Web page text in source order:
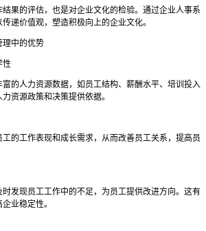
果的评估，也是对企业文化的检验。通过企业人事系
递价值观，塑造积极向上的企业文化。
理中的优势
性
的人力资源数据，如员工结构、薪酬水平、培训投入
资源政策和决策提供依据。
的工作表现和成长需求，从而改善员工关系，提高员
发现员工工作中的不足，为员工提供改进方向。这有
业稳定性。